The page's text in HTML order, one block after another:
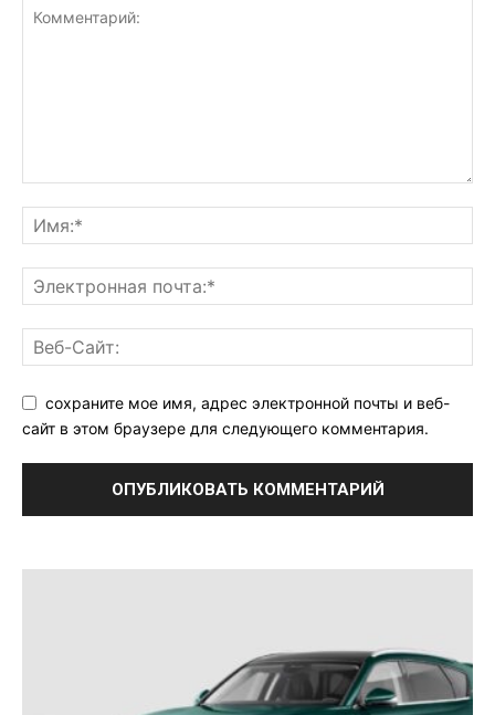
сохраните мое имя, адрес электронной почты и веб-
сайт в этом браузере для следующего комментария.